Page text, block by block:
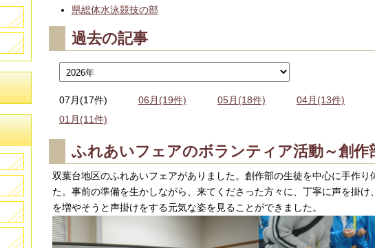
県総体水泳競技の部
過去の記事
07月(17件) 06月(19件) 05月(18件) 04月(13件)
01月(11件)
ふれあいフェアのボランティア活動～創作
双葉台地区のふれあいフェアがありました。創作部の生徒を中心に手作り
た。事前の準備を生かしながら、来てくださった方々に、丁寧に声を掛
を増やそうと声掛けをする元気な姿を見ることができました。